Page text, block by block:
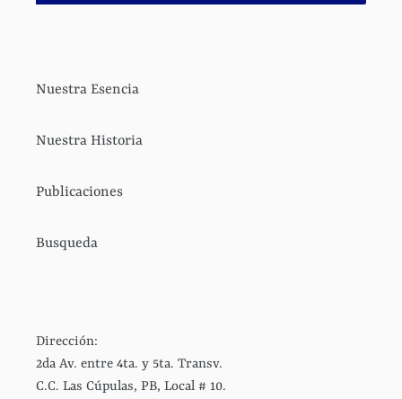
Nuestra Esencia
Nuestra Historia
Publicaciones
Busqueda
Dirección:
2da Av. entre 4ta. y 5ta. Transv.
C.C. Las Cúpulas, PB, Local # 10.